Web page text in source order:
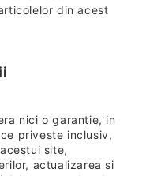
din acest
nici o garantie, in
priveste inclusiv,
site,
actualizarea si